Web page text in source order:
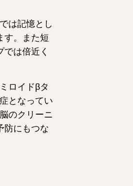
は記憶とし
す。また短
は倍近く
ロイドβタ
となってい
のクリーニ
防にもつな